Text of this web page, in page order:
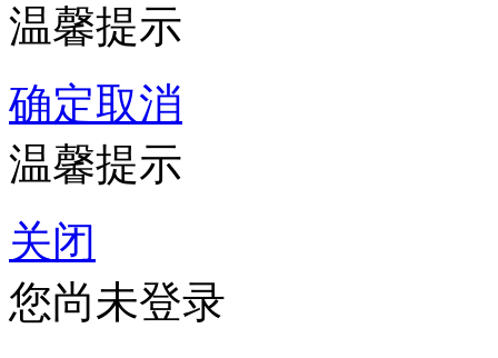
温馨提示
确定取消
温馨提示
关闭
您尚未登录